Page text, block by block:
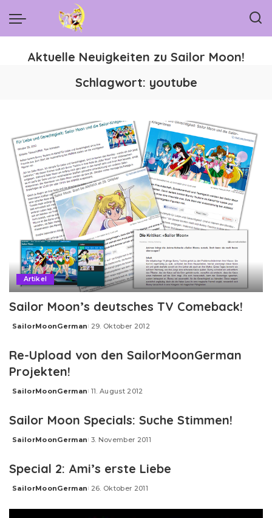
Aktuelle Neuigkeiten zu Sailor Moon!
Schlagwort: youtube
Artikel
Sailor Moon’s deutsches TV Comeback!
Posted
SailorMoonGerman 29. Oktober 2012
Re-Upload von den SailorMoonGerman
Projekten!
Posted
SailorMoonGerman 11. August 2012
Sailor Moon Specials: Suche Stimmen!
Posted
SailorMoonGerman 3. November 2011
Special 2: Ami’s erste Liebe
Posted
SailorMoonGerman 26. Oktober 2011